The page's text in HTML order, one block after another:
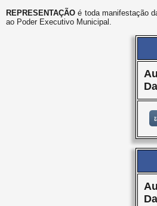
REPRESENTAÇÃO é toda manifestação
ao Poder Executivo Municipal.